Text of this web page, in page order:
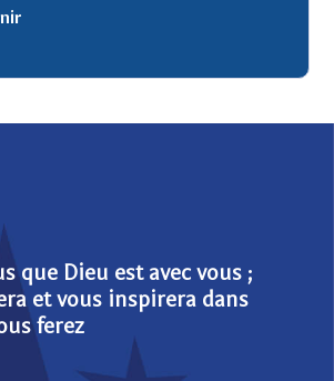
que Dieu est avec vous ;
et vous inspirera dans
ferez